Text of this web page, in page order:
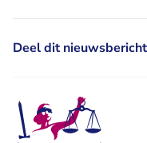
Deel dit